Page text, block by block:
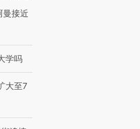
曼接近
学吗
大至7